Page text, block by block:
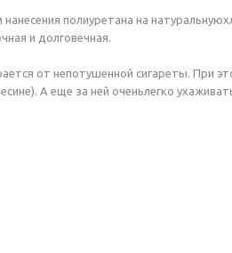
полиуретана на
и долговечная.
от непотушенной сигареты. При
А еще за ней оченьлегко